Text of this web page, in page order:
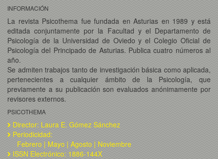
INFORMACIÓN
La revista Psicothema fue fundada en Asturias en 1989 y está
editada conjuntamente por la Facultad y el Departamento de
Psicología de la Universidad de Oviedo y el Colegio Oficial de
Psicología del Principado de Asturias. Publica cuatro números al
año.
Se admiten trabajos tanto de investigación básica como aplicada,
pertenecientes a cualquier ámbito de la Psicología, que
previamente a su publicación son evaluados anónimamente por
revisores externos.
PSICOTHEMA
Director: Laura E. Gómez Sánchez
Periodicidad:
Febrero | Mayo | Agosto | Noviembre
ISSN Electrónico: 1886-144X